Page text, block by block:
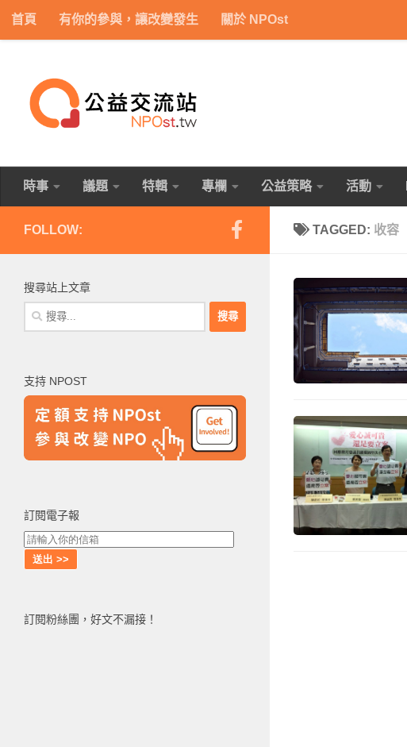
Skip to content
首頁 有你的參與，讓改變發生 關於 NPOst
時事 議題 特輯 專欄 公益策略 活動
TAGGED: 收容
FOLLOW:
搜尋站上文章
搜
尋
字:
支持 NPOST
訂閱電子報
訂閱粉絲團，好文不漏接！